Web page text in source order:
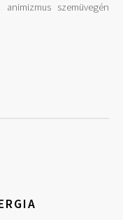
szemüvegén